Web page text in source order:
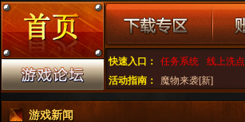
快速入口： 任务系统 线上洗点
活动指南：
魔物来袭[新]
游戏新闻